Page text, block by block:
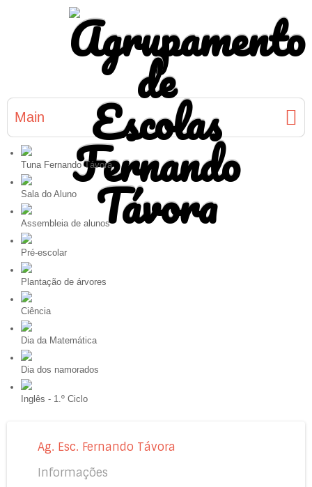
Main
Tuna Fernando Távora
Sala do Aluno
Assembleia de alunos
Pré-escolar
Plantação de árvores
Ciência
Dia da Matemática
Dia dos namorados
Inglês - 1.º Ciclo
Ag. Esc. Fernando Távora
Informações